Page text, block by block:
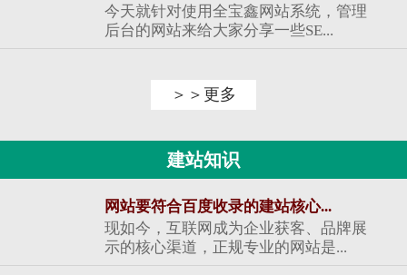
今天就针对使用全宝鑫网站系统，管理
后台的网站来给大家分享一些SE...
＞＞更多
建站知识
网站要符合百度收录的建站核心...
现如今，互联网成为企业获客、品牌展
示的核心渠道，正规专业的网站是...